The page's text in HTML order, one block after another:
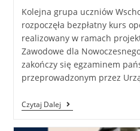
Kolejna grupa uczniów
rozpoczęła bezpłatny kurs
realizowany w ramach
Zawodowe dla
zakończy się egzaminem
przeprowadzonym przez
Czytaj Dalej